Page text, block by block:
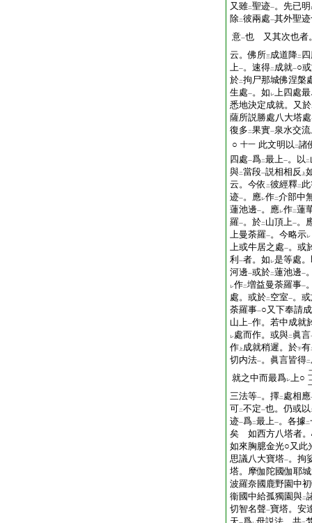
又雖二聖迹一。先已明
除二彼兩處一其外聖
意一也 又其次也者
云。佛所三成道降二
上一。速得二 成就一○
於二拘尸那城佛涅槃
生處一。如 レ上四處
悉地決定成就。又於
薩所説勝處八大塔處
復多 二果實一泉水交
○ 十一 此文明以 二諸
四處一爲二最上一。以 二
與二當段一説相相反 上
云。今依 二彼經釋二
迹一。應レ作二介部中
蓮池邊一。應レ作二蓮
羅一。於二 山頂上一。
上曼荼羅一。今略示レ
上或牛居之處一。或
利 一者。如 レ是等處
河邊一或於二蓮池邊一
レ作二増益曼荼羅事一
處。或於二 空室一。
荼羅事一○又下奉請
山上一作。若中成就
レ處而作。或與二 眞言
作 上 成就稍遲。於下有
切内法一。眞言皆得二
就之中而最爲レ上○
三法等一。擇二 處相應
可二不定一也。仍或以
迹一爲二最上一。各據二
矣 如西方八塔者。
如來胸臆金光○又此
思議八大寶塔一。拘
塔。摩伽陀國伽耶
波羅奈國鹿野園中
衞國中給孤獨園與二
切智名聲一寶塔。安